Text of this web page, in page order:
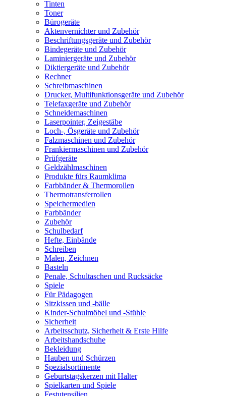
Tinten
Toner
Bürogeräte
Aktenvernichter und Zubehör
Beschriftungsgeräte und Zubehör
Bindegeräte und Zubehör
Laminiergeräte und Zubehör
Diktiergeräte und Zubehör
Rechner
Schreibmaschinen
Drucker, Multifunktionsgeräte und Zubehör
Telefaxgeräte und Zubehör
Schneidemaschinen
Laserpointer, Zeigestäbe
Loch-, Ösgeräte und Zubehör
Falzmaschinen und Zubehör
Frankiermaschinen und Zubehör
Prüfgeräte
Geldzählmaschinen
Produkte fürs Raumklima
Farbbänder & Thermorollen
Thermotransferrollen
Speichermedien
Farbbänder
Zubehör
Schulbedarf
Hefte, Einbände
Schreiben
Malen, Zeichnen
Basteln
Penale, Schultaschen und Rucksäcke
Spiele
Für Pädagogen
Sitzkissen und -bälle
Kinder-Schulmöbel und -Stühle
Sicherheit
Arbeitsschutz, Sicherheit & Erste Hilfe
Arbeitshandschuhe
Bekleidung
Hauben und Schürzen
Spezialsortimente
Geburtstagskerzen mit Halter
Spielkarten und Spiele